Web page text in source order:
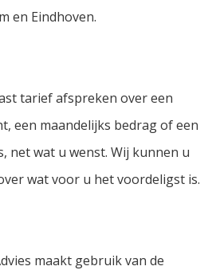
en Eindhoven.
tarief afspreken over een
een maandelijks bedrag of een
net wat u wenst. Wij kunnen u
wat voor u het voordeligst is.
maakt gebruik van de